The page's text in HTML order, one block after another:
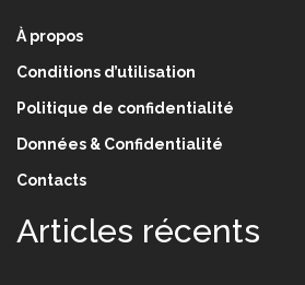
À propos
Conditions d’utilisation
Politique de confidentialité
Données & Confidentialité
Contacts
Articles récents